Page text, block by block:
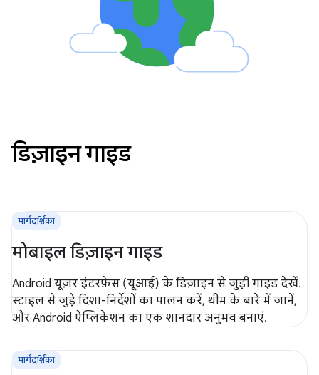
डिज़ाइन गाइड
मार्गदर्शिका
मोबाइल डिज़ाइन गाइड
Android यूज़र इंटरफ़ेस (यूआई) के डिज़ाइन से जुड़ी गाइड देखें.
स्टाइल से जुड़े दिशा-निर्देशों का पालन करें, थीम के बारे में जानें,
और Android ऐप्लिकेशन का एक शानदार अनुभव बनाएं.
मार्गदर्शिका